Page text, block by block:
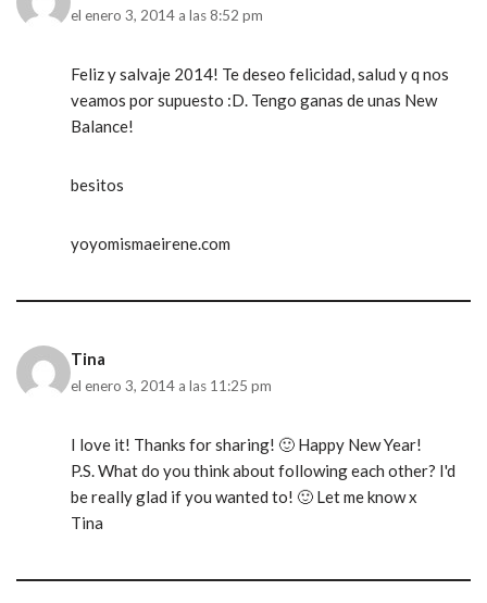
el enero 3, 2014 a las 8:52 pm
Feliz y salvaje 2014! Te deseo felicidad, salud y q nos
veamos por supuesto :D. Tengo ganas de unas New
Balance!
besitos
yoyomismaeirene.com
Tina
el enero 3, 2014 a las 11:25 pm
I love it! Thanks for sharing! 🙂 Happy New Year!
P.S. What do you think about following each other? I'd
be really glad if you wanted to! 🙂 Let me know x
Tina